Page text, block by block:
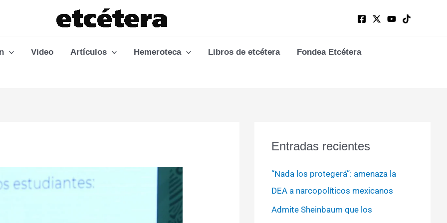
Video Artículos Hemeroteca Libros de etcétera Fondea Etcétera
Entradas recientes
“Nada los protegerá”: amenaza la
DEA a narcopolíticos mexicanos
Admite Sheinbaum que los